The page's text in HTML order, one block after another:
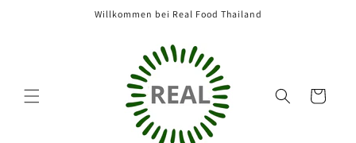
Willkommen bei Real Food Thailand
Warenkorb